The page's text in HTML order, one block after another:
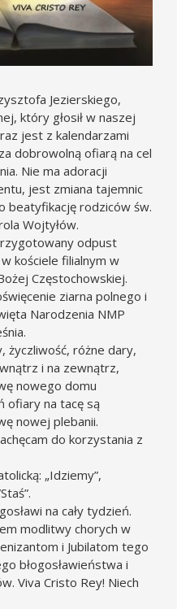
Jezierskiego,
który głosił w naszej
jest z kalendarzami
dobrowolną ofiarą na cel
Nie ma adoracji
jest zmiana tajemnic
beatyfikację rodziców św.
Wojtyłów.
odpust
kościele filialnym w
Częstochowskiej.
ziarna polnego i
Narodzenia NMP
życzliwość, różne dary,
i na zewnątrz,
nowego domu
ofiary na tacę są
nowej plebanii.
do korzystania z
„Idziemy”,
na cały tydzień.
modlitwy chorych w
i Jubilatom tego
błogosławieństwa i
Viva Cristo Rey! Niech